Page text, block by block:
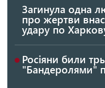
Загинула одна
про жертви
удару по
Росіяни били
"Бандеролями"